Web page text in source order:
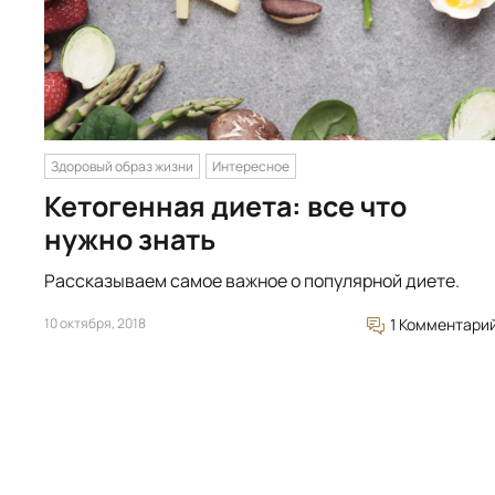
Здоровый образ жизни Интересное
Кетогенная диета: все что
нужно знать
Рассказываем самое важное о популярной диете.
10 октября, 2018 1